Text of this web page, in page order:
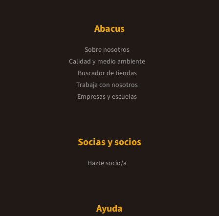
Abacus
Sobre nosotros
Calidad y medio ambiente
Buscador de tiendas
Trabaja con nosotros
Empresas y escuelas
Socias y socios
Hazte socio/a
Ayuda